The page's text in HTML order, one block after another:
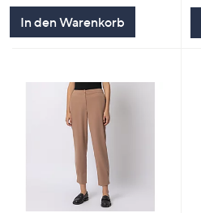
In den Warenkorb